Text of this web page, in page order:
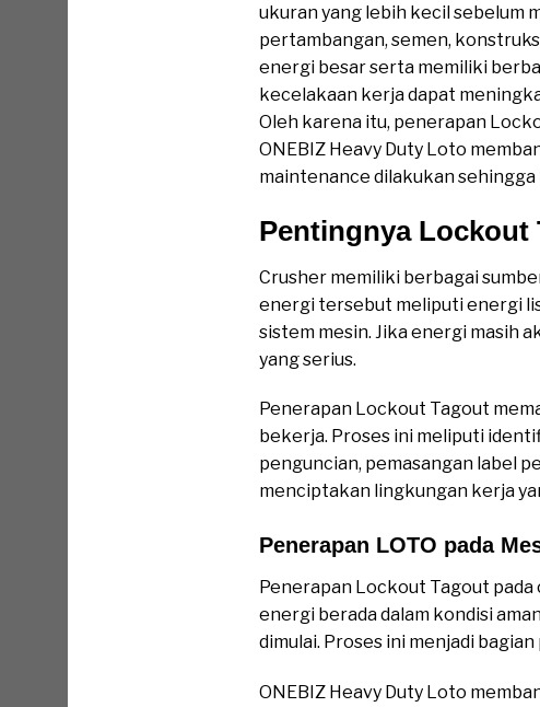
ukuran yang lebih kecil sebelum
pertambangan, semen,
energi besar serta memiliki
kecelakaan kerja dapat
Oleh karena itu, penerapan
ONEBIZ Heavy Duty Loto
maintenance dilakukan
Pentingnya Lockout
Crusher memiliki berbagai
energi tersebut meliputi energi
sistem mesin. Jika energi masih
yang serius.
Penerapan Lockout Tagout
bekerja. Proses ini meliputi
penguncian, pemasangan label
menciptakan lingkungan kerja
Penerapan LOTO pada
Penerapan Lockout Tagout
energi berada dalam kondisi
dimulai. Proses ini menjadi
ONEBIZ Heavy Duty Loto